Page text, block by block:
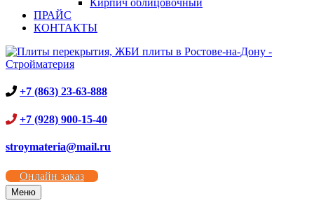
Кирпич облицовочный
ПРАЙС
КОНТАКТЫ
+7 (863) 23-63-888
+7 (928) 900-15-40
stroymateria@mail.ru
Онлайн заказ
Меню